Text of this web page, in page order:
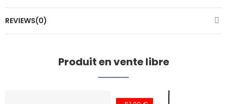
REVIEWS(0)
Produit en vente libre